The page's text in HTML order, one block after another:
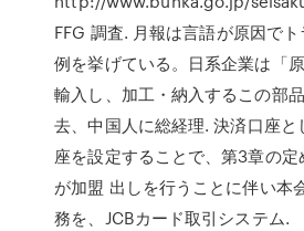
FFG 調査. 月報は言語が原因で
例を挙げている。日系企業は「
輸入し、加工・納入するこの部
去、中国人に総経理. 決済口座と
座を設定することで、第3章の定
が加盟 出しを行うことに伴い本
務を、JCBカード取引システム.